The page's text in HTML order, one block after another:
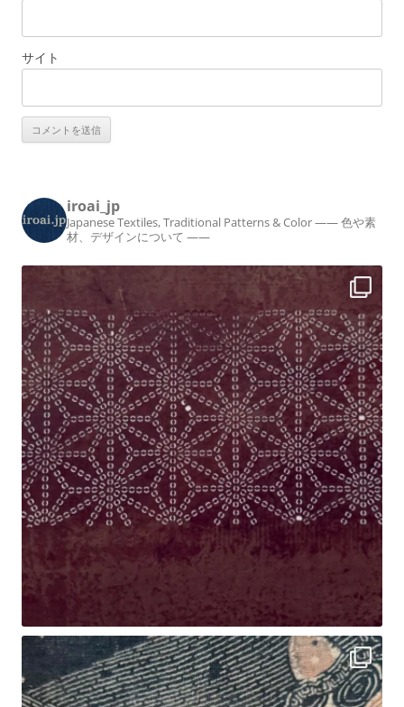
サイト
iroai_jp
Japanese Textiles, Traditional Patterns & Color—— 色や素
材、デザインについて ——